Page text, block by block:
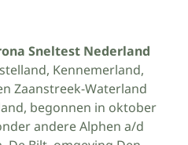
Sneltest Nederland
Kennemerland,
Zaanstreek-Waterland
begonnen in oktober
andere Alphen a/d